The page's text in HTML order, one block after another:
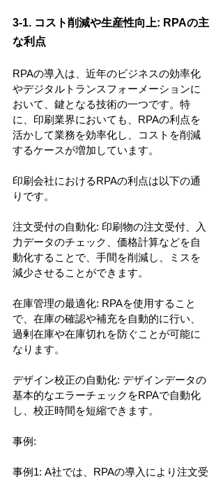
3-1. コスト削減や生産性向上: RPAの主
な利点
RPAの導入は、近年のビジネスの効率化
やデジタルトランスフォーメーションに
おいて、鍵となる技術の一つです。特
に、印刷業界においても、RPAの利点を
活かして業務を効率化し、コストを削減
するケースが増加しています。
印刷会社におけるRPAの利点は以下の通
りです。
注文受付の自動化: 印刷物の注文受付、入
力データのチェック、価格計算などを自
動化することで、手間を削減し、ミスを
減少させることができます。
在庫管理の最適化: RPAを使用すること
で、在庫の確認や補充を自動的に行い、
過剰在庫や在庫切れを防ぐことが可能に
なります。
デザイン校正の自動化: デザインデータの
基本的なエラーチェックをRPAで自動化
し、校正時間を短縮できます。
事例:
事例1: A社では、RPAの導入により注文受